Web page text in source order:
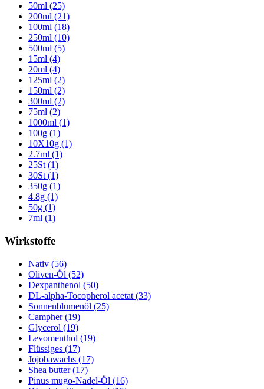
50ml (25)
200ml (21)
100ml (18)
250ml (10)
500ml (5)
15ml (4)
20ml (4)
125ml (2)
150ml (2)
300ml (2)
75ml (2)
1000ml (1)
100g (1)
10X10g (1)
2.7ml (1)
25St (1)
30St (1)
350g (1)
4.8g (1)
50g (1)
7ml (1)
Wirkstoffe
Nativ (56)
Oliven-Öl (52)
Dexpanthenol (50)
DL-alpha-Tocopherol acetat (33)
Sonnenblumenöl (25)
Campher (19)
Glycerol (19)
Levomenthol (19)
Flüssiges (17)
Jojobawachs (17)
Shea butter (17)
Pinus mugo-Nadel-Öl (16)